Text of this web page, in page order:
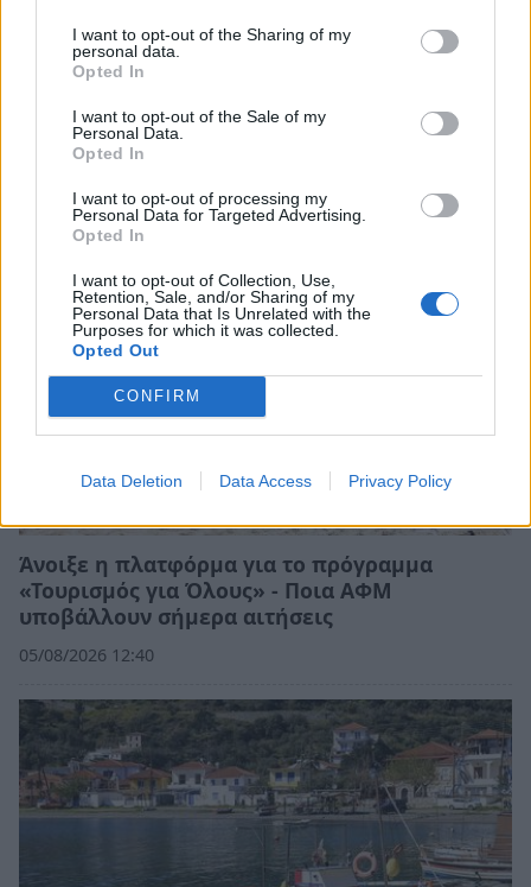
I want to opt-out of the Sharing of my
personal data.
Opted In
I want to opt-out of the Sale of my
Personal Data.
Opted In
I want to opt-out of processing my
Personal Data for Targeted Advertising.
Opted In
I want to opt-out of Collection, Use,
Retention, Sale, and/or Sharing of my
Personal Data that Is Unrelated with the
Purposes for which it was collected.
Opted Out
CONFIRM
Data Deletion Data Access Privacy Policy
Σχετικά Άρθρα
Άνοιξε η πλατφόρμα για το πρόγραμμα
«Τουρισμός για Όλους» - Ποια ΑΦΜ
υποβάλλουν σήμερα αιτήσεις
05/08/2026 12:40